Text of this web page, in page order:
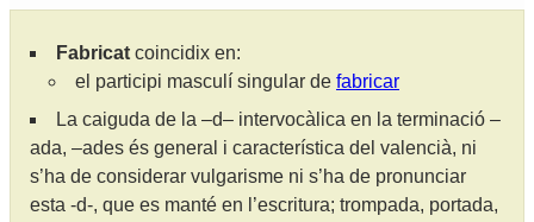
Fabricat coincidix en:
el participi masculí singular de fabricar
La caiguda de la –d– intervocàlica en la terminació –
ada, –ades és general i característica del valencià, ni
s’ha de considerar vulgarisme ni s’ha de pronunciar
esta -d-, que es manté en l’escritura; trompada, portada,